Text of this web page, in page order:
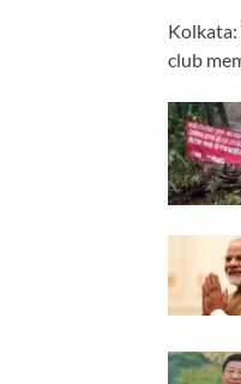
Kolkata:
club